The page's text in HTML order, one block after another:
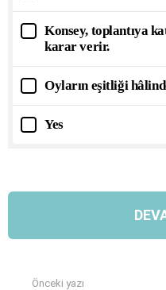
Konsey, toplantıya
karar verir.
Oyların eşitliği
Yes
Önceki yazı